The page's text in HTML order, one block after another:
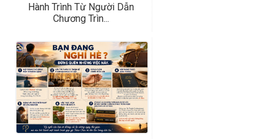
Hành Trình Từ Người Dẫn
Chương Trìn...